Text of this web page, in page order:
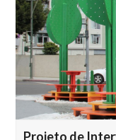
Projeto de